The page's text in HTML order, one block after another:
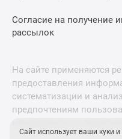
Согласие на получение
рассылок
На сайте применяются
предоставления
систематизации и
предпочтениям
Сайт использует ваши куки